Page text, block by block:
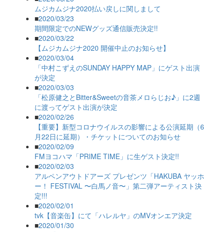
ムジカムジナ2020払い戻しに関しまして
■2020/03/23
期間限定でのNEWグッズ通信販売決定!!
■2020/03/22
【ムジカムジナ2020 開催中止のお知らせ】
■2020/03/04
「中村こずえのSUNDAY HAPPY MAP」にゲスト出演
が決定
■2020/03/03
「松原健之とBitter&Sweetの音茶メロらじお♪」に2週
に渡ってゲスト出演が決定
■2020/02/26
【重要】新型コロナウイルスの影響による公演延期（6
月22日に延期）・チケットについてのお知らせ
■2020/02/09
FMヨコハマ「PRIME TIME」に生ゲスト決定!!
■2020/02/03
アルペンアウトドアーズ プレゼンツ「HAKUBA ヤッホ
ー！ FESTIVAL 〜白馬ノ音〜」第二弾アーティスト決
定!!!
■2020/02/01
tvk【音楽缶】にて「ハレルヤ」のMVオンエア決定
■2020/01/30